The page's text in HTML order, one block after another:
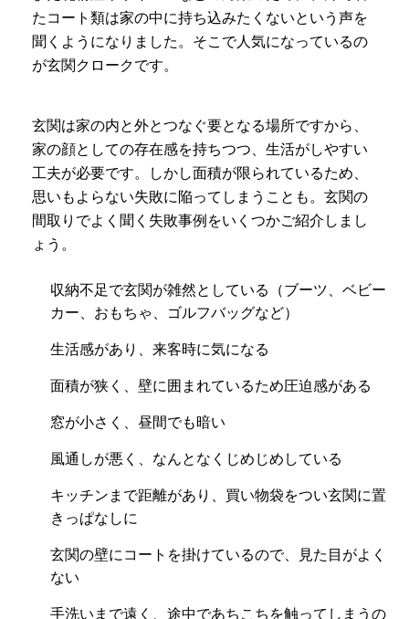
たコート類は家の中に持ち込みたくないという声を
聞くようになりました。そこで人気になっているの
が玄関クロークです。
玄関は家の内と外とつなぐ要となる場所ですから、
家の顔としての存在感を持ちつつ、生活がしやすい
工夫が必要です。しかし面積が限られているため、
思いもよらない失敗に陥ってしまうことも。玄関の
間取りでよく聞く失敗事例をいくつかご紹介しまし
ょう。
収納不足で玄関が雑然としている（ブーツ、ベビー
カー、おもちゃ、ゴルフバッグなど）
生活感があり、来客時に気になる
面積が狭く、壁に囲まれているため圧迫感がある
窓が小さく、昼間でも暗い
風通しが悪く、なんとなくじめじめしている
キッチンまで距離があり、買い物袋をつい玄関に置
きっぱなしに
玄関の壁にコートを掛けているので、見た目がよく
ない
手洗いまで遠く、途中であちこちを触ってしまうの